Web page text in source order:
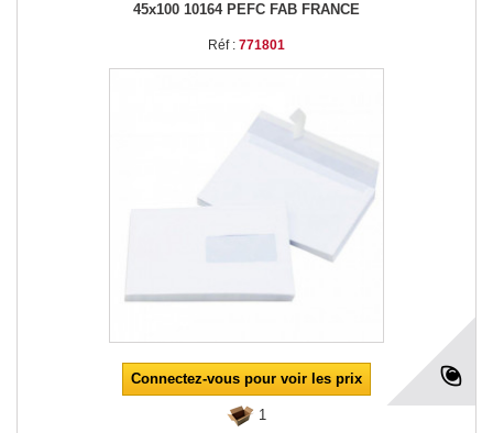
45x100 10164 PEFC FAB FRANCE
Réf : 771801
Connectez-vous pour voir les prix
1